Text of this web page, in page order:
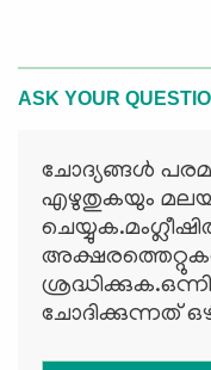
ASK YOUR
ചോദ്യങ്ങള്‍
എഴുതുകയും
ചോദിക്കുന്നത്